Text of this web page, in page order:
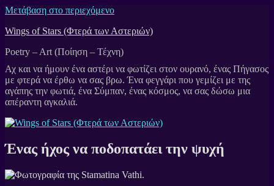
Μετάβαση στο περιεχόμενο
Wings of Stars (Φτερά των Αστεριών)
Poetry – Art (Ποίηση – Τέχνη)
Ένας ήχος να ποδοπατάει την ψυχή